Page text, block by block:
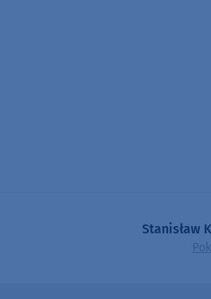
Stanisław